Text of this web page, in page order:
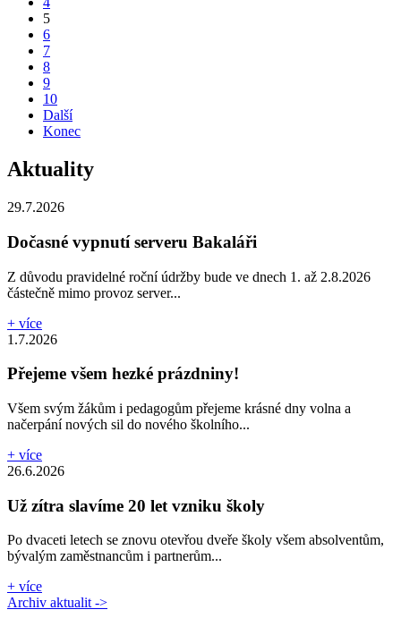
5
6
7
8
9
10
Další
Konec
Aktuality
29.7.2026
Dočasné vypnutí serveru Bakaláři
Z důvodu pravidelné roční údržby bude ve dnech 1. až 2.8.2026
částečně mimo provoz server...
+ více
1.7.2026
Přejeme všem hezké prázdniny!
Všem svým žákům i pedagogům přejeme krásné dny volna a
načerpání nových sil do nového školního...
+ více
26.6.2026
Už zítra slavíme 20 let vzniku školy
Po dvaceti letech se znovu otevřou dveře školy všem absolventům,
bývalým zaměstnancům i partnerům...
+ více
Archiv aktualit ->